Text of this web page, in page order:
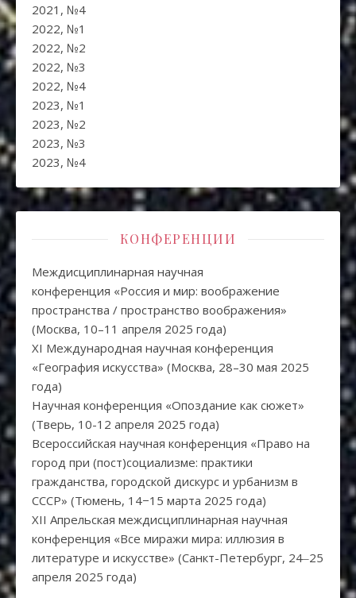
2021, №4
2022, №1
2022, №2
2022, №3
2022, №4
2023, №1
2023, №2
2023, №3
2023, №4
КОНФЕРЕНЦИИ
Междисциплинарная научная
конференция «Россия и мир: воображение
пространства / пространство воображения»
(Москва, 10–11 апреля 2025 года)
XI Международная научная конференция
«География искусства» (Москва, 28–30 мая 2025
года)
Научная конференция «Опоздание как сюжет»
(Тверь, 10-12 апреля 2025 года)
Всероссийская научная конференция «Право на
город при (пост)социализме: практики
гражданства, городской дискурс и урбанизм в
СССР» (Тюмень, 14−15 марта 2025 года)
XII Апрельская междисциплинарная научная
конференция «Все миражи мира: иллюзия в
литературе и искусстве» (Санкт-Петербург, 24‒25
апреля 2025 года)